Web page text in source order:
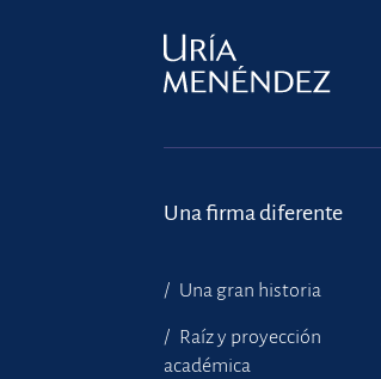
Una firma diferente
Una gran historia
Raíz y proyección
académica